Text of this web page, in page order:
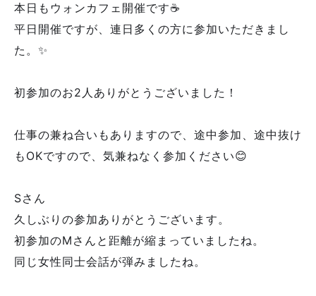
本日もウォンカフェ開催です☕
平日開催ですが、連日多くの方に参加いただきまし
た。✨
初参加のお2人ありがとうございました！
仕事の兼ね合いもありますので、途中参加、途中抜け
もOKですので、気兼ねなく参加ください😊
Sさん
久しぶりの参加ありがとうございます。
初参加のMさんと距離が縮まっていましたね。
同じ女性同士会話が弾みましたね。